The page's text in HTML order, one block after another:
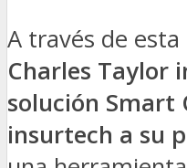
A través de
Charles Taylor
solución Smart
insurtech a su